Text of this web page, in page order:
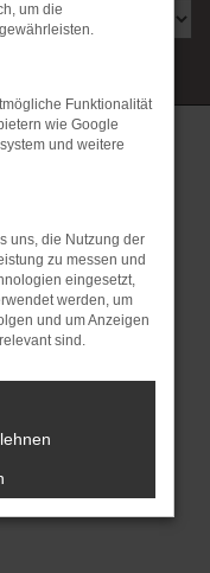
by audaris.de
Einstellungen
um die
Funktionalität
wie Google
und weitere
uns, die Nutzung der
zu messen und
eingesetzt,
werden, um
und um Anzeigen
sind.